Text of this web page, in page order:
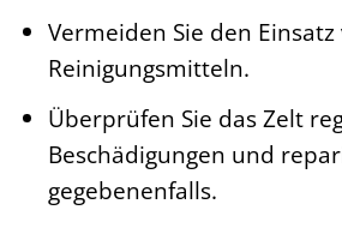
Vermeiden Sie den Einsatz
Reinigungsmitteln.
Überprüfen Sie das Zelt
Beschädigungen und
gegebenenfalls.